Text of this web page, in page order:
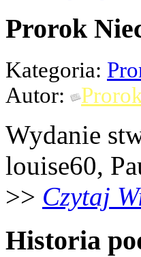
Prorok
Kategoria:
Autor:
Wydanie
louise60,
>> Czytaj
Historia